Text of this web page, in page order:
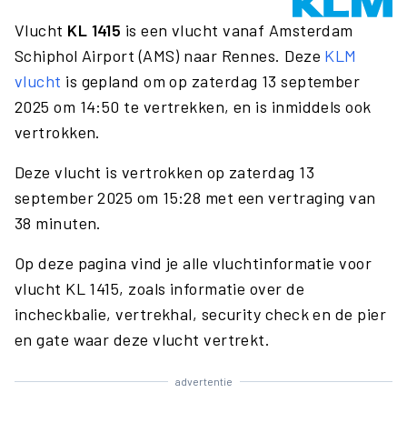
Vlucht KL 1415 is een vlucht vanaf Amsterdam
Schiphol Airport (AMS) naar Rennes. Deze KLM
vlucht is gepland om op zaterdag 13 september
2025 om 14:50 te vertrekken, en is inmiddels ook
vertrokken.
Deze vlucht is vertrokken op zaterdag 13
september 2025 om 15:28 met een vertraging van
38 minuten.
Op deze pagina vind je alle vluchtinformatie voor
vlucht KL 1415, zoals informatie over de
incheckbalie, vertrekhal, security check en de pier
en gate waar deze vlucht vertrekt.
advertentie